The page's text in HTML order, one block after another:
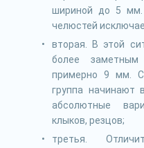
шириной до 5 мм.
челюстей
вторая. В этой
более
примерно 9 мм.
группа начинают
абсолютные
клыков, резцов;
третья.